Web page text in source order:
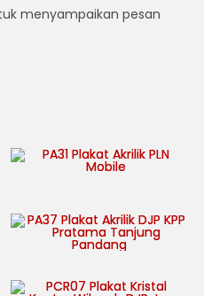
menyampaikan pesan